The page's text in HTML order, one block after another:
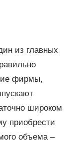
из главных
фирмы,
широком
приобрести
объема –